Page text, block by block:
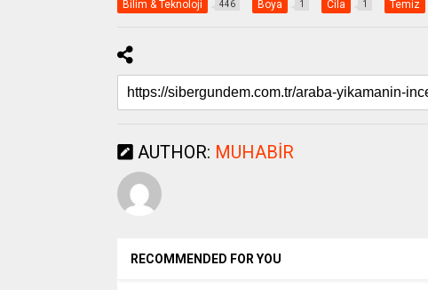
Bilim & Teknoloji 446 Boya 1 Cila 1 Temiz
AUTHOR: MUHABIR
RECOMMENDED FOR YOU